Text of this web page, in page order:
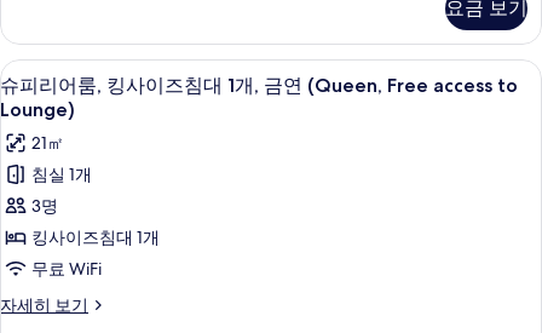
연
(Free
access
to
Lounge)
사
진
모
두
보
트
윈
룸,
금
(Free
access
to
Lounge)
자
히
보
기
요금 보기
슈
피
리
어
룸,
킹
사
이
슈피리어룸, 킹사이즈침대 1개, 금연
5
슈피리어룸, 킹사이즈침대 1개, 금연 (Queen, Free access to
Lounge)
21㎡
침실 1개
3명
킹사이즈침대 1개
무료 WiFi
자세히 보기
슈